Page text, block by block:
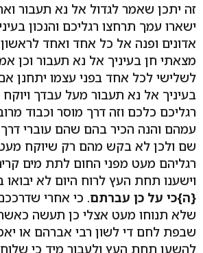
זה יתכן שאמר לגדול אל נא תעבור
ישארו עמך תרחצו רגליכם והנכון
אדונים ופנה אל כל אחד ואחד
מצאתי חן בעיניך אל נא תעבור וכן
לשלישי לכל אחד בפני עצמו יתחנן
בעיניך אל נא תעבור מעל עבדך
רגליכם כלכם וזה דרך מוסר וכבוד
עמהם והנה הכיר בהם שהם עוברי דרך
שם ולכן לא בקש מהם רק שיוקח
רגליהם מעט מפני החום לתת מים
וישענו תחת העץ לרוח היום לא
{ה}כי על כן עברתם. כי אחרי שדרככם
שלא תנוחו מעט אצלי כן תעשה
שבפת לחם די לשון רבי אברהם או
להשען תחת העץ ולעבור מיד כי